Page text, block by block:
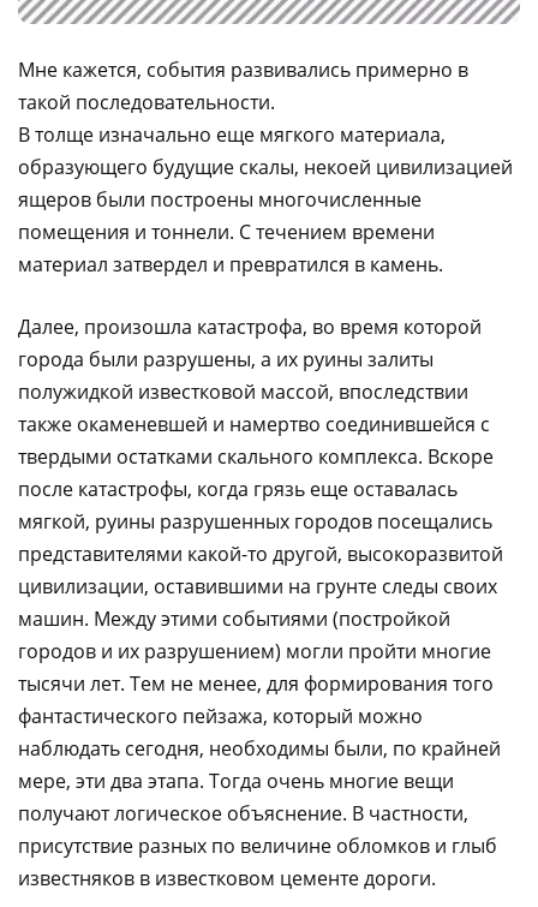
Мне кажется, события развивались примерно в
такой последовательности.
В толще изначально еще мягкого материала,
образующего будущие скалы, некоей цивилизацией
ящеров были построены многочисленные
помещения и тоннели. С течением времени
материал затвердел и превратился в камень.
Далее, произошла катастрофа, во время которой
города были разрушены, а их руины залиты
полужидкой известковой массой, впоследствии
также окаменевшей и намертво соединившейся с
твердыми остатками скального комплекса. Вскоре
после катастрофы, когда грязь еще оставалась
мягкой, руины разрушенных городов посещались
представителями какой-то другой, высокоразвитой
цивилизации, оставившими на грунте следы своих
машин. Между этими событиями (постройкой
городов и их разрушением) могли пройти многие
тысячи лет. Тем не менее, для формирования того
фантастического пейзажа, который можно
наблюдать сегодня, необходимы были, по крайней
мере, эти два этапа. Тогда очень многие вещи
получают логическое объяснение. В частности,
присутствие разных по величине обломков и глыб
известняков в известковом цементе дороги.